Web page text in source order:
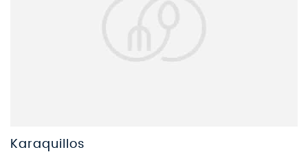
Karaquillos